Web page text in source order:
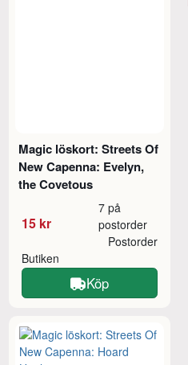
Magic löskort: Streets Of
New Capenna: Evelyn,
the Covetous
15 kr
7 på
postorder
Butiken
Postorder
Köp